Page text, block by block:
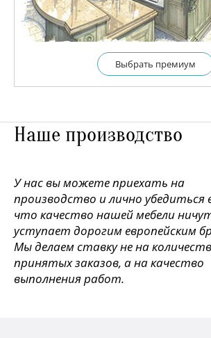
Выбрать премиум
Наше производство
У нас вы можете приехать на
производство и лично убедиться
что качество нашей мебели
уступает дорогим европейским
Мы делаем ставку не на
принятых заказов, а на качество
выполнения работ.